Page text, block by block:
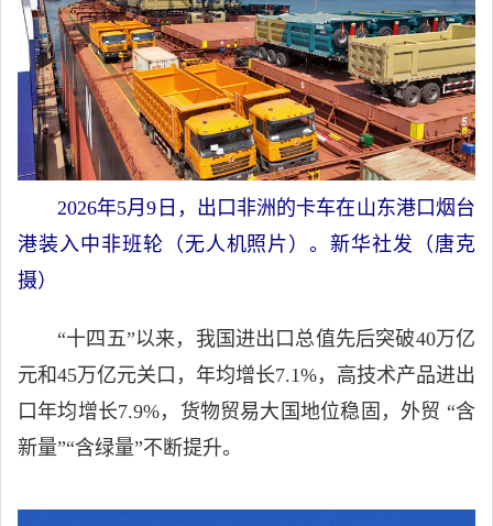
2026年5月9日，出口非洲的卡车在山东港口烟台
港装入中非班轮（无人机照片）。新华社发（唐克
摄）
“十四五”以来，我国进出口总值先后突破40万亿
元和45万亿元关口，年均增长7.1%，高技术产品进出
口年均增长7.9%，货物贸易大国地位稳固，外贸 “含
新量”“含绿量”不断提升。